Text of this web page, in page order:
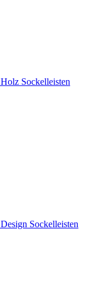
Holz Sockelleisten
Design Sockelleisten